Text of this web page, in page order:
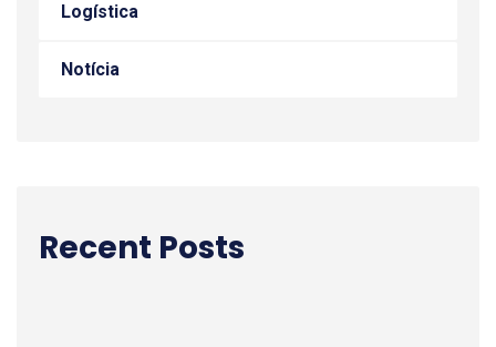
Logística
Notícia
Recent Posts